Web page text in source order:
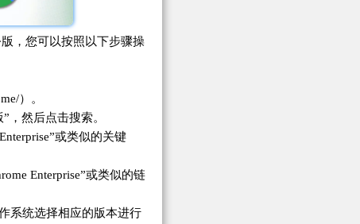
，您可以按照以下步骤操
）。
，然后点击搜索。
或类似的关键
Enterprise”或类似的链
系统选择相应的版本进行